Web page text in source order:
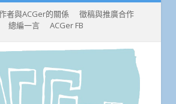
者與ACGer的關係
徵稿與推廣合作
總編一言
ACGer FB